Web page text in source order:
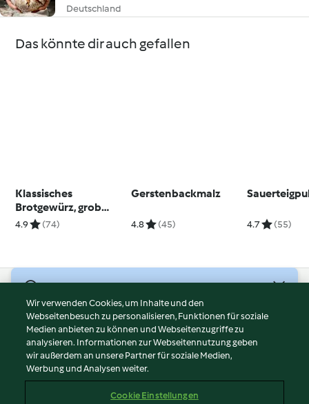
Deutschland
Das könnte dir auch gefallen
Klassisches
Brotgewürz, grob
geschrotet
4.9 (74)
Gerstenbackmalz
4.8 (45) 4.7 (55)
Nutzungsbedingungen
Datenschutzrichtlinien
Disclaimer
Impressum
Wir verwenden Cookies, um Inhalte und den
Webseitenbesuch zu personalisieren, Funktionen für soziale
Medien anbieten zu können und Webseitenzugriffe zu
analysieren. Informationen zur Webseitennutzung geben
wir außerdem an unsere Partner für soziale Medien,
Werbung und Analysen weiter.
Cookie Einstellungen